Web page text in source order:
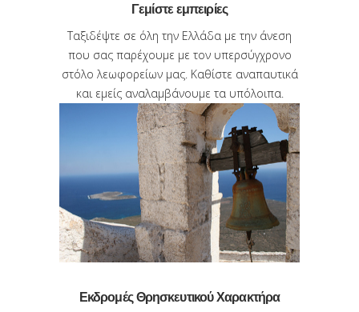
Γεμίστε εμπειρίες
Ταξιδέψτε σε όλη την Ελλάδα με την άνεση
που σας παρέχουμε με τον υπερσύγχρονο
στόλο λεωφορείων μας. Καθίστε αναπαυτικά
και εμείς αναλαμβάνουμε τα υπόλοιπα.
Εκδρομές Θρησκευτικού Χαρακτήρα